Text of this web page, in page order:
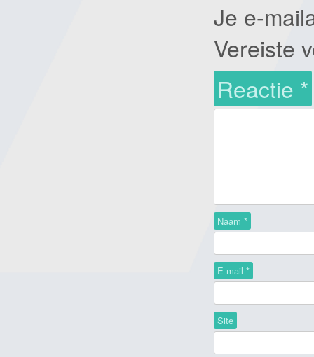
Je e-
Vereiste
Reactie *
Naam *
E-mail *
Site